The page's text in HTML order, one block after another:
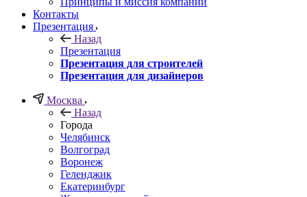
Контакты
Презентация
Назад
Презентация
Презентация для строителей
Презентация для дизайнеров
Москва
Назад
Города
Челябинск
Волгоград
Воронеж
Геленджик
Екатеринбург